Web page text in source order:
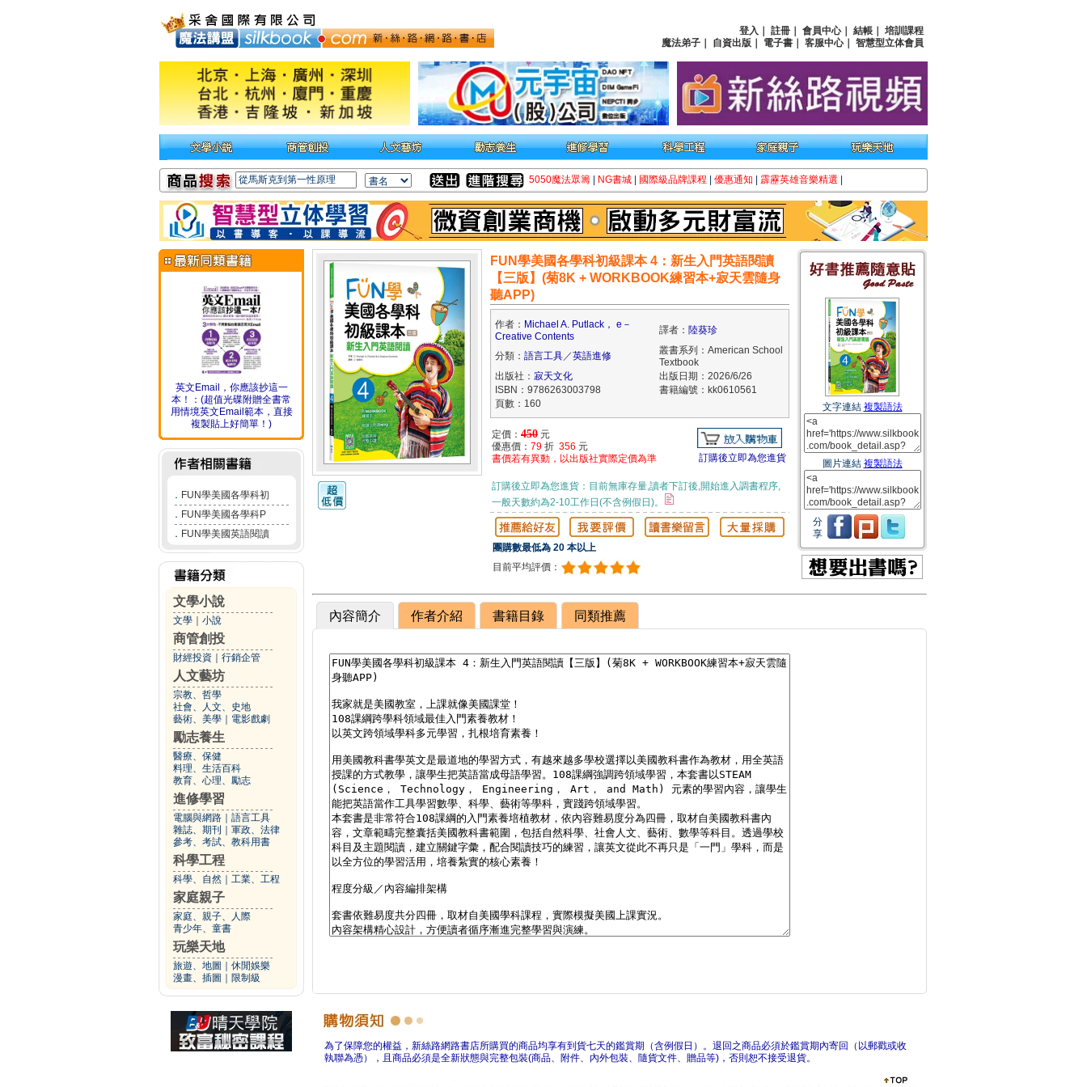
登入 註冊 會員中心｜ 結帳
培訓課程
魔法弟子
自資出版 電子書 客服中心｜ 智慧型立体會員
5050魔法眾籌 NG書城 國際級品牌課程 優惠通知 霹靂英雄音樂精選
英文Email，你應該抄這一
本！：(超值光碟附贈全書常
用情境英文Email範本，直接
複製貼上好簡單！)
． FUN學美國各學科初
． FUN學美國各學科P
． FUN學美國英語閱讀
文學小說
文學 小說
商管創投
財經投資 行銷企管
人文藝坊
宗教、哲學
社會、人文、史地
藝術、美學
電影戲劇
勵志養生
醫療、保健
料理、生活百科
教育、心理、勵志
進修學習
電腦與網路
語言工具
雜誌、期刊
軍政、法律
參考、考試、教科用書
科學工程
科學、自然 工業、工程
家庭親子
家庭、親子、人際
青少年、童書
玩樂天地
旅遊、地圖
休閒娛樂
漫畫、插圖
限制級
FUN學美國各學科初級課本 4：新生入門英語閱讀
【三版】(菊8K + WORKBOOK練習本+寂天雲隨身
聽APP)
作者： Michael A. Putlack， e－
Creative Contents
譯者： 陸葵珍
分類： 語言工具／英語進修
叢書系列：American School
Textbook
出版社： 寂天文化
出版日期：2026/6/26
ISBN：9786263003798
書籍編號：kk0610561
頁數：160
定價： 450 元
優惠價： 79 折 356 元
書價若有異動，以出版社實際定價為準
訂購後立即為您進貨
訂購後立即為您進貨：目前無庫存量,讀者下訂後,開始進入調書程序,
一般天數約為2-10工作日(不含例假日)。
團購數最低為 20 本以上
目前平均評價：
文字連結 複製語法
圖片連結 複製語法
分
享
內容簡介 作者介紹 書籍目錄 同類推薦
為了保障您的權益，新絲路網路書店所購買的商品均享有到貨七天的鑑賞期（含例假日）。退回之商品必須於鑑賞期內寄回（以郵戳或收
執聯為憑），且商品必須是全新狀態與完整包裝(商品、附件、內外包裝、隨貨文件、贈品等)，否則恕不接受退貨。